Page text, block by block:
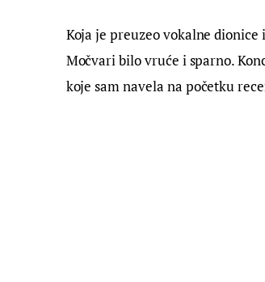
Koja je preuzeo vokalne
Močvari bilo vruće i sparno.
koje sam navela na početku